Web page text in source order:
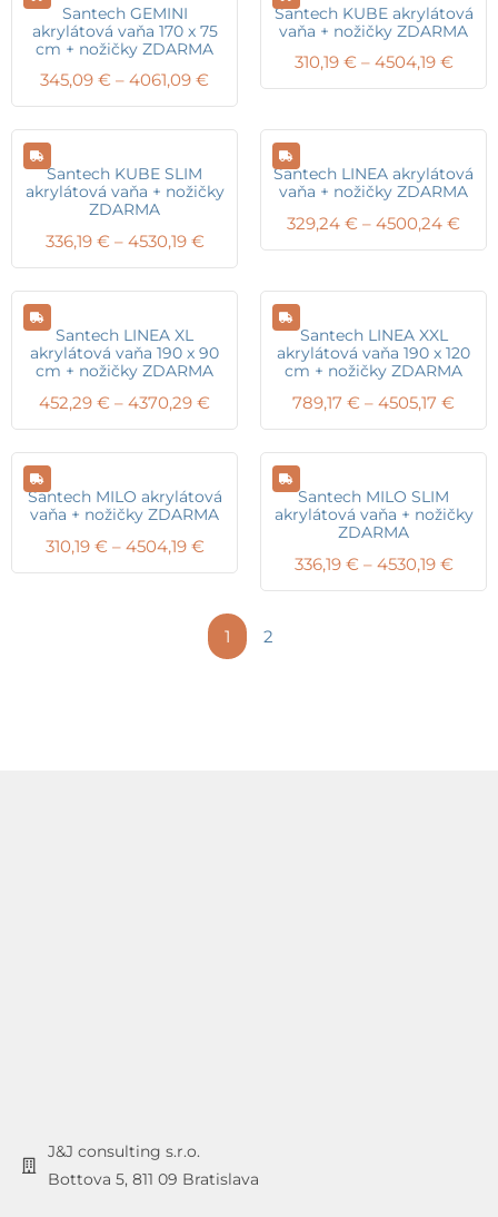
Santech GEMINI
akrylátová vaňa 170 x 75
cm + nožičky ZDARMA
345,09 € – 4061,09 €
range:
345,09 €
through
4061,09 €
Santech KUBE akrylátová
vaňa + nožičky ZDARMA
310,19 € – 4504,19 €Price
Santech KUBE SLIM
akrylátová vaňa + nožičky
ZDARMA
336,19 € – 4530,19 €Price
range:
336,19 €
4530,19 €
Santech LINEA akrylátová
vaňa + nožičky ZDARMA
329,24 € – 4500,24 €
Santech LINEA XL
akrylátová vaňa 190 x 90
cm + nožičky ZDARMA
452,29 € – 4370,29 €
range:
452,29 €
through
4370,29 €
Santech LINEA XXL
akrylátová vaňa 190 x 120
cm + nožičky ZDARMA
789,17 € – 4505,17 €
Santech MILO akrylátová
vaňa + nožičky ZDARMA
310,19 € – 4504,19 €Price
range:
310,19 €
through
4504,19 €
Santech MILO SLIM
akrylátová vaňa + nožičky
ZDARMA
336,19 € – 4530,19 €Price
1 2
J&J consulting s.r.o.
Bottova 5, 811 09 Bratislava